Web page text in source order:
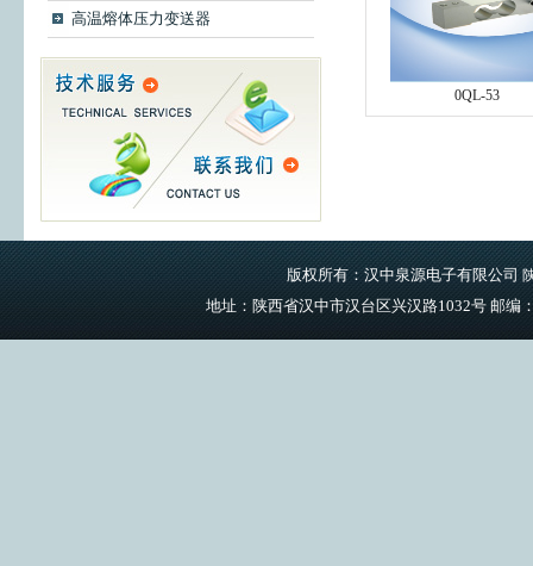
高温熔体压力变送器
QL-53A 0QL-53
版权所有：汉中泉源电子有限公司
地址：陕西省汉中市汉台区兴汉路1032号 邮编